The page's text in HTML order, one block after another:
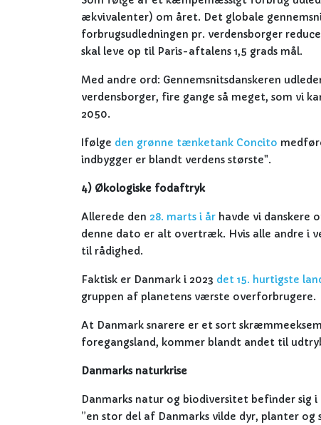
ækvivalenter) om året. Det globale
forbrugsudledningen pr. verdensborger
skal leve op til Paris-aftalens 1,5 grads mål.
Med andre ord: Gennemsnitsdanskeren
verdensborger, fire gange så meget, som vi
2050.
Ifølge den grønne tænketank Concito
indbygger er blandt verdens største".
4) Økologiske fodaftryk
Allerede den 28. marts i år havde vi danskere
denne dato er alt overtræk. Hvis alle andre i
til rådighed.
Faktisk er Danmark i 2023 det 15. hurtigste
gruppen af planetens værste overforbrugere.
At Danmark snarere er et sort
foregangsland, kommer blandt andet til
Danmarks naturkrise
Danmarks natur og biodiversitet befinder sig
”en stor del af Danmarks vilde dyr, planter